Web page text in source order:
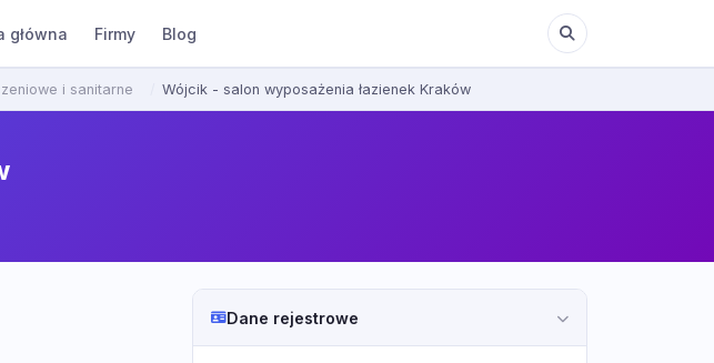
główna Firmy Blog
i sanitarne Wójcik - salon wyposażenia łazienek Kraków
Dane rejestrowe